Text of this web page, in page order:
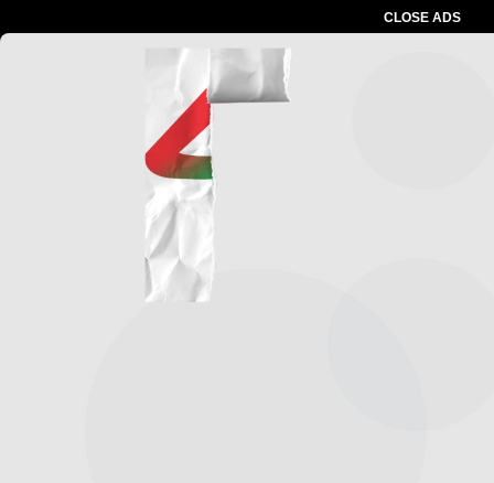
CLOSE ADS
Advertesment